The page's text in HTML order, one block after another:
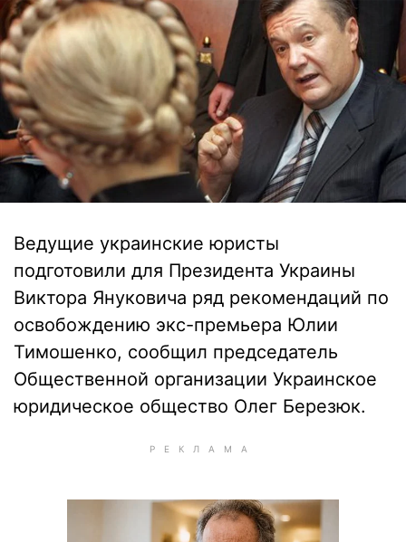
Ведущие украинские юристы
подготовили для Президента Украины
Виктора Януковича ряд рекомендаций по
освобождению экс-премьера Юлии
Тимошенко, сообщил председатель
Общественной организации Украинское
юридическое общество Олег Березюк.